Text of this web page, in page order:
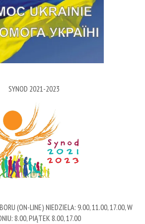
SYNOD 2021-2023
(ON-LINE) NIEDZIELA: 9.00, 11.00, 17.00, W
8.00, PIĄTEK 8.00, 17.00